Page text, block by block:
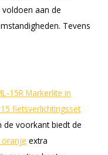
aan de
Tevens
15R Markerlite in
fietsverlichtingsset
de voorkant biedt de
oranje extra